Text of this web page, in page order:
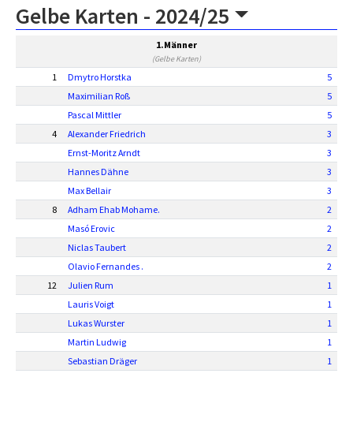
Gelbe Karten - 2024/25
1.Männer
(Gelbe Karten)
1 Dmytro Horstka
5
Maximilian Roß
5
Pascal Mittler
5
4
Alexander Friedrich
3
Ernst-Moritz Arndt
3
Hannes Dähne
3
Max Bellair
3
8
Adham Ehab Mohame.
2
Masó Erovic
2
Niclas Taubert
2
Olavio Fernandes .
2
12
Julien Rum
1
Lauris Voigt
1
Lukas Wurster
1
Martin Ludwig
1
Sebastian Dräger
1